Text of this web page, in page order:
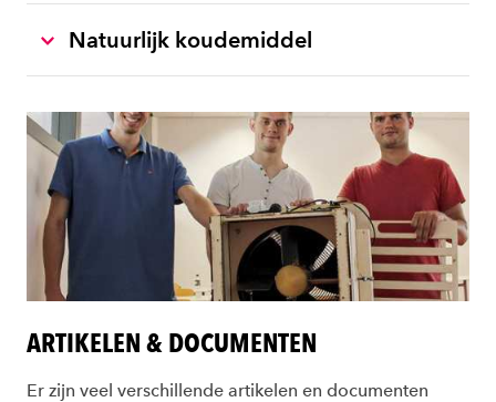
Natuurlijk koudemiddel
ARTIKELEN & DOCUMENTEN
Er zijn veel verschillende artikelen en documenten